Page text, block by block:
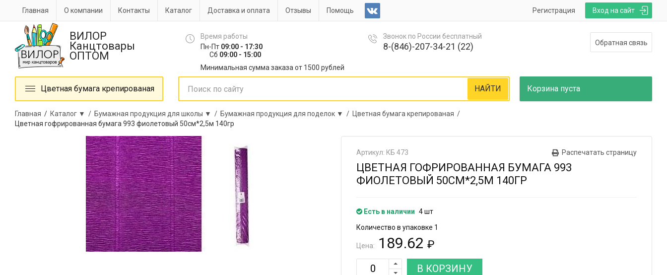
Вход на сайт
Регистрация
Главная О компании Контакты Каталог Доставка и оплата Отзывы Помощь
ВИЛОР
Канцтовары
ОПТОМ
Время работы
Пн-Пт 09:00 - 17:30
Сб 09:00 - 15:00
Минимальная сумма заказа от 1500 рублей
Звонок по России бесплатный
8-(846)-207-34-21 (22) Обратная связь
Цветная бумага крепированая Корзина пуста
НАЙТИ
Главная / Каталог ▼ / Бумажная продукция для школы ▼ / Бумажная продукция для поделок ▼ / Цветная бумага крепированая /
Цветная гофрированная бумага 993 фиолетовый 50см*2,5м 140гр
Распечатать страницу
Артикул: КБ 473
ЦВЕТНАЯ ГОФРИРОВАННАЯ БУМАГА 993
ФИОЛЕТОВЫЙ 50СМ*2,5М 140ГР
Есть в наличии 4 шт
Количество в упаковке 1
Цена: 189.62 ₽
В КОРЗИНУ